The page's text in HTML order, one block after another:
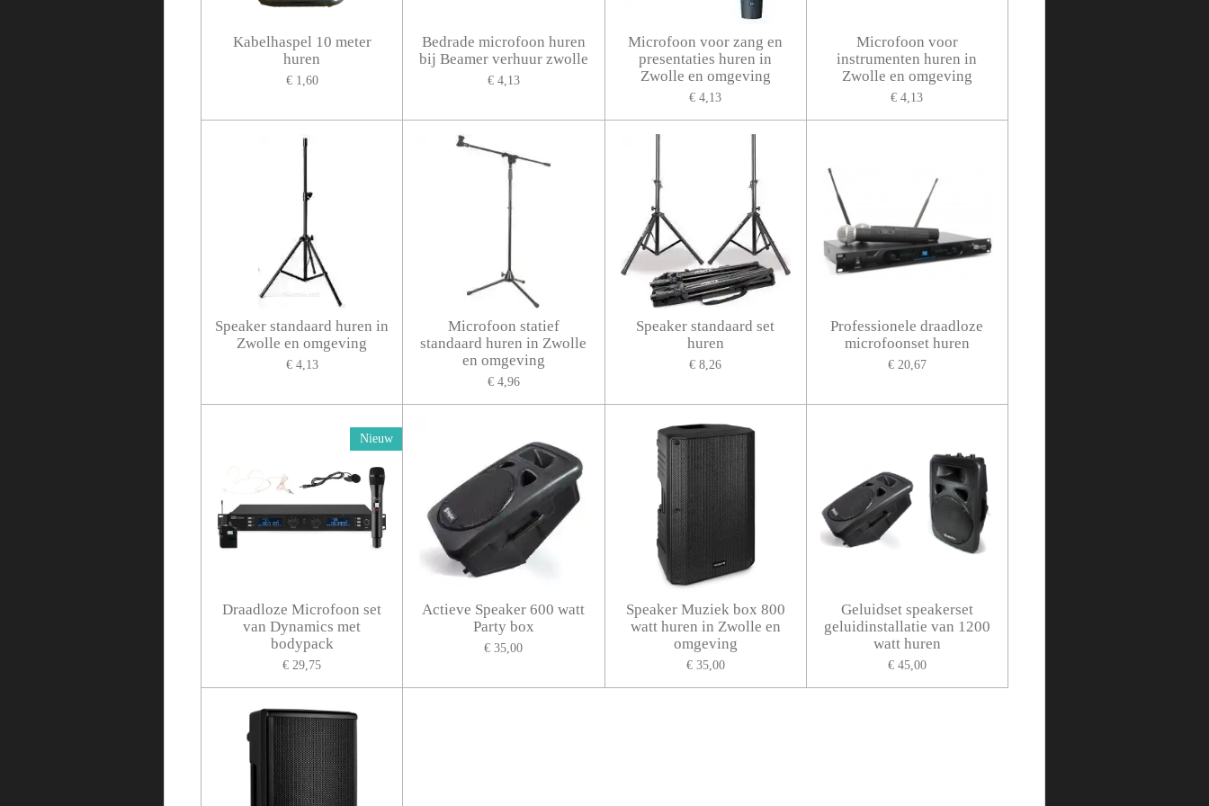
Kabelhaspel 10 meter
huren
€ 1,60
Bedrade microfoon huren
bij Beamer verhuur zwolle
€ 4,13
Microfoon voor zang en
presentaties huren in
Zwolle en omgeving
€ 4,13
Microfoon voor
instrumenten huren in
Zwolle en omgeving
€ 4,13
Speaker standaard huren in
Zwolle en omgeving
€ 4,13
Microfoon statief
standaard huren in Zwolle
en omgeving
€ 4,96
Speaker standaard set
huren
€ 8,26
Professionele draadloze
microfoonset huren
€ 20,67
Nieuw
Draadloze Microfoon set
van Dynamics met
bodypack
€ 29,75
Actieve Speaker 600 watt
Party box
€ 35,00
Speaker Muziek box 800
watt huren in Zwolle en
omgeving
€ 35,00
Geluidset speakerset
geluidinstallatie van 1200
watt huren
€ 45,00